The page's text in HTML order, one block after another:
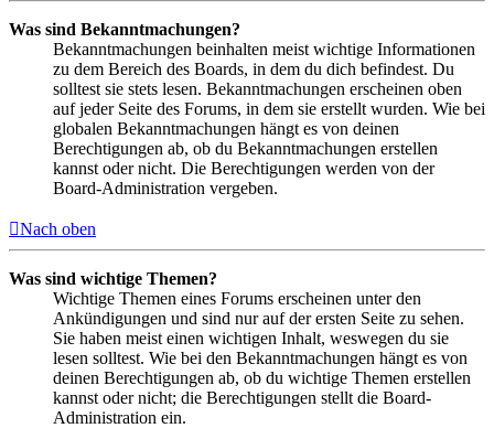
Was sind Bekanntmachungen?
Bekanntmachungen beinhalten meist wichtige Informationen
zu dem Bereich des Boards, in dem du dich befindest. Du
solltest sie stets lesen. Bekanntmachungen erscheinen oben
auf jeder Seite des Forums, in dem sie erstellt wurden. Wie bei
globalen Bekanntmachungen hängt es von deinen
Berechtigungen ab, ob du Bekanntmachungen erstellen
kannst oder nicht. Die Berechtigungen werden von der
Board-Administration vergeben.
Nach oben
Was sind wichtige Themen?
Wichtige Themen eines Forums erscheinen unter den
Ankündigungen und sind nur auf der ersten Seite zu sehen.
Sie haben meist einen wichtigen Inhalt, weswegen du sie
lesen solltest. Wie bei den Bekanntmachungen hängt es von
deinen Berechtigungen ab, ob du wichtige Themen erstellen
kannst oder nicht; die Berechtigungen stellt die Board-
Administration ein.